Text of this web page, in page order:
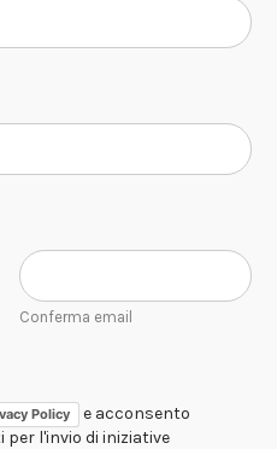
Conferma email
Policy
e acconsento
l'invio di iniziative